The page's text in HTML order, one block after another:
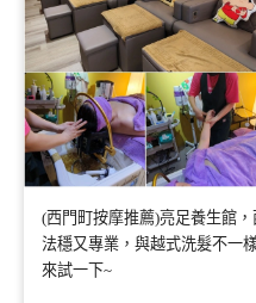
(西門町按摩推薦)亮足養生館
法穩又專業，與越式洗髮不一
來試一下~